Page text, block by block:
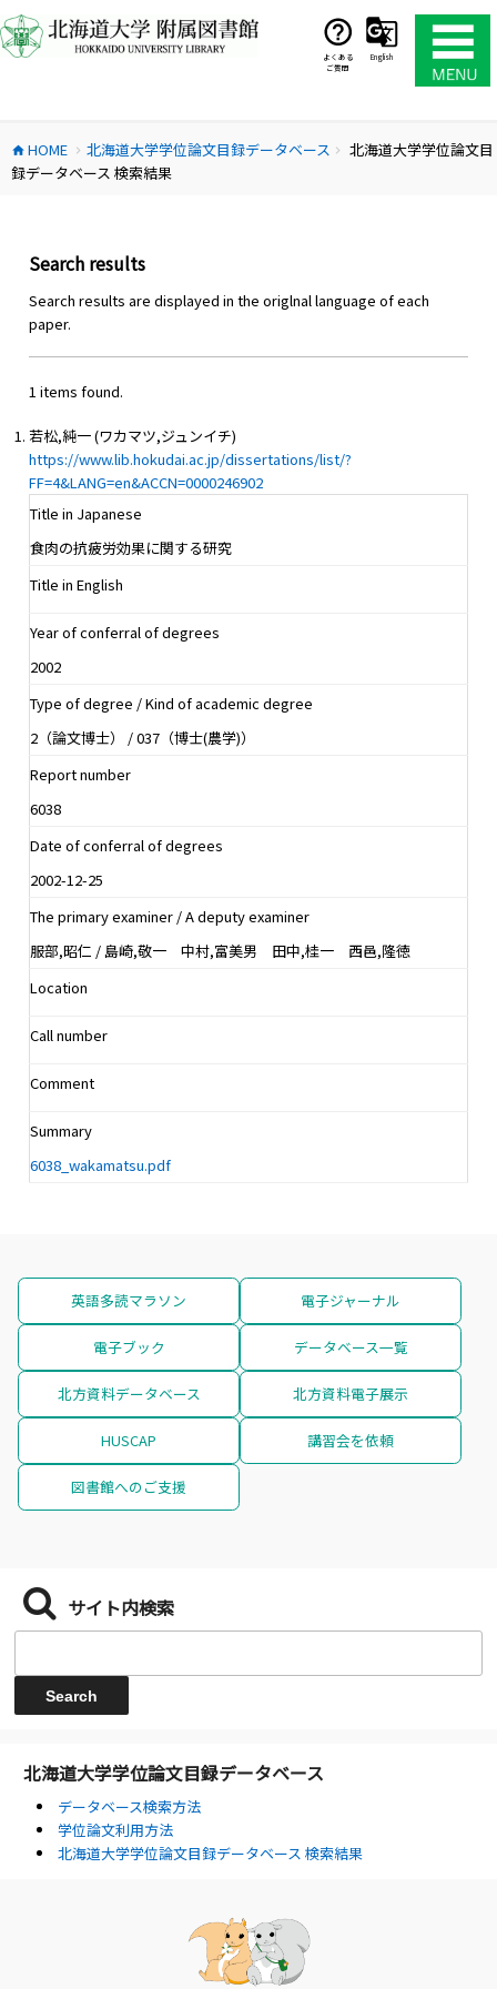
ン
テ
ス
キ
よくある
ご質問
English
home HOME chevron_right 北海道大学学位論文目録データベース chevron_right
北海道大学学位論文目
録データベース 検索結果
Search results
Search results are displayed in the origlnal language of each
paper.
1 items found.
若松,純一 (ワカマツ,ジュンイチ)
https://www.lib.hokudai.ac.jp/dissertations/list/?
FF=4&LANG=en&ACCN=0000246902
Title in Japanese
食肉の抗疲労効果に関する研究
Title in English
Year of conferral of degrees
2002
Type of degree / Kind of academic degree
2（論文博士） / 037（博士(農学)）
Report number
6038
Date of conferral of degrees
2002-12-25
The primary examiner / A deputy examiner
服部,昭仁 / 島崎,敬一 中村,富美男 田中,桂一 西邑,隆徳
Location
Call number
Comment
Summary
6038_wakamatsu.pdf
英語多読マラソン 電子ジャーナル
電子ブック データベース一覧
北方資料データベース 北方資料電子展示
HUSCAP 講習会を依頼
図書館へのご支援
サイト内検索
北海道大学学位論文目録データベース
データベース検索方法
学位論文利用方法
北海道大学学位論文目録データベース 検索結果